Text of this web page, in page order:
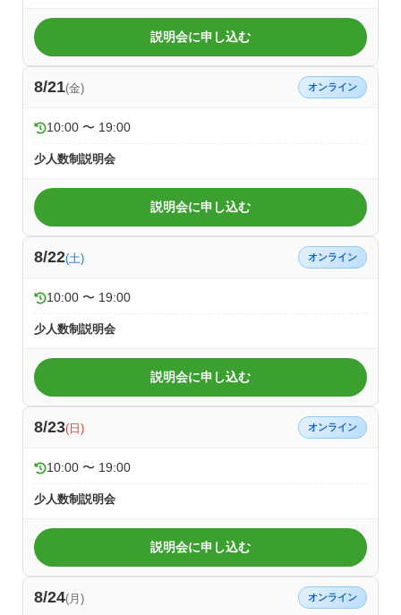
説明会に申し込む
8/21(金) オンライン
10:00 〜 19:00
少人数制説明会
説明会に申し込む
8/22(土) オンライン
10:00 〜 19:00
少人数制説明会
説明会に申し込む
8/23(日) オンライン
10:00 〜 19:00
少人数制説明会
説明会に申し込む
8/24(月) オンライン